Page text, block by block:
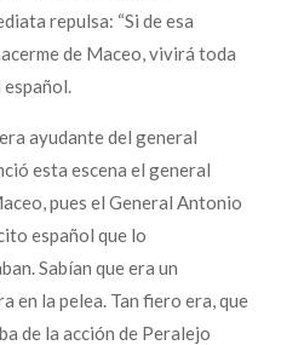
repulsa: “Si de esa
de Maceo, vivirá toda
español.
ayudante del general
esta escena el general
pues el General Antonio
español que lo
Sabían que era un
en la pelea. Tan fiero era, que
de la acción de Peralejo